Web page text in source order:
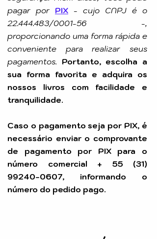
pagar por PIX - cujo CNPJ é o
22.444.483/0001-56 -,
proporcionando uma forma rápida e
conveniente para realizar seus
pagamentos. Portanto, escolha a
sua forma favorita e adquira os
nossos livros com facilidade e
tranquilidade.
Caso o pagamento seja por PIX, é
necessário enviar o comprovante
de pagamento por PIX para o
número comercial + 55 (31)
99240-0607, informando o
número do pedido pago.